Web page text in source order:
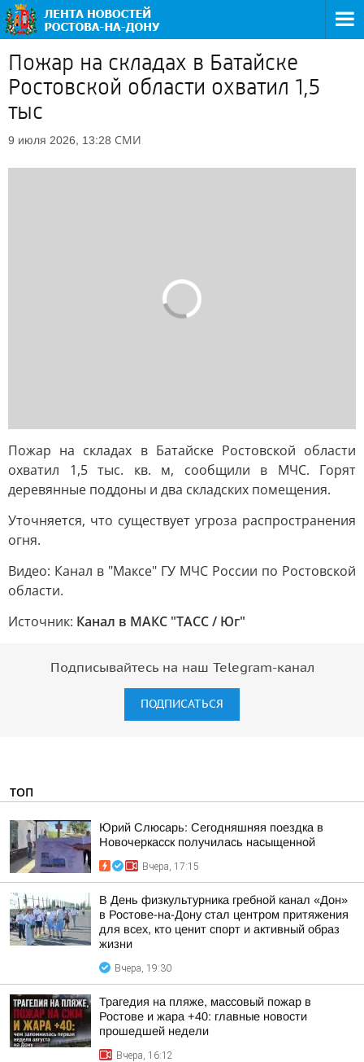
Пожар на складах в Батайске
Ростовской области охватил 1,5
тыс
9 июля 2026, 13:28 СМИ
Пожар на складах в Батайске Ростовской области
охватил 1,5 тыс. кв. м, сообщили в МЧС. Горят
деревянные поддоны и два складских помещения.
Уточняется, что существует угроза распространения
огня.
Видео: Канал в "Максе" ГУ МЧС России по Ростовской
области.
Источник: Канал в МАКС "ТАСС / Юг"
Подписывайтесь на наш Telegram-канал
ПОДПИСАТЬСЯ
ТОП
Юрий Слюсарь: Сегодняшняя поездка в
Новочеркасск получилась насыщенной
Вчера, 17:15
В День физкультурника гребной канал «Дон»
в Ростове-на-Дону стал центром притяжения
для всех, кто ценит спорт и активный образ
жизни
Вчера, 19:30
Трагедия на пляже, массовый пожар в
Ростове и жара +40: главные новости
прошедшей недели
Вчера, 16:12